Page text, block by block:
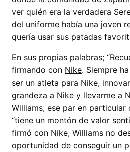
ver quién era la verdadera
del uniforme había una joven
quería usar sus patadas
En sus propias palabras;
firmando con Nike. Siempre
ser un atleta para Nike,
grandeza a Nike y llevarme a
Williams, ese par en particular
“tiene un montón de valor
firmó con Nike, Williams no
oportunidad de conseguir un